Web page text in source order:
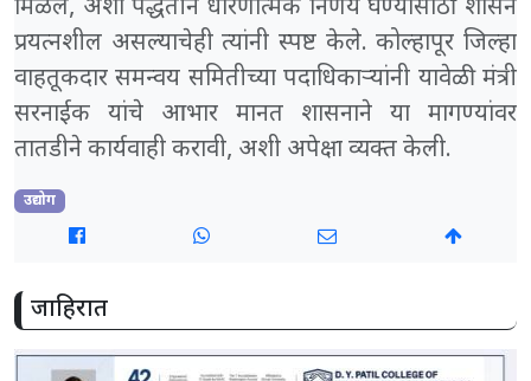
मिळेल, अशा पद्धतीने धोरणात्मक निर्णय घेण्यासाठी शासन
प्रयत्नशील असल्याचेही त्यांनी स्पष्ट केले. कोल्हापूर जिल्हा
वाहतूकदार समन्वय समितीच्या पदाधिकाऱ्यांनी यावेळी मंत्री
सरनाईक यांचे आभार मानत शासनाने या मागण्यांवर
तातडीने कार्यवाही करावी, अशी अपेक्षा व्यक्त केली.
उद्योग
जाहिरात